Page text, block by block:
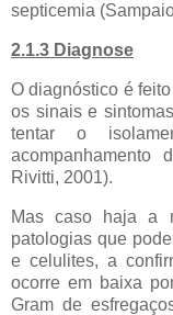
septicemia
2.1.3 Diagnose
O diagnóstico é
os sinais e
tentar o
Rivitti, 2001).
Mas caso haja a
patologias que
e celulites, a
ocorre em baixa
Gram de